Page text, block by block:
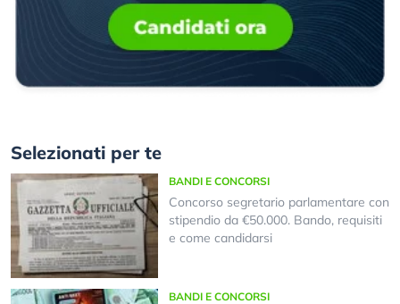
Selezionati per te
BANDI E CONCORSI
Concorso segretario parlamentare con
stipendio da €50.000. Bando, requisiti
e come candidarsi
BANDI E CONCORSI